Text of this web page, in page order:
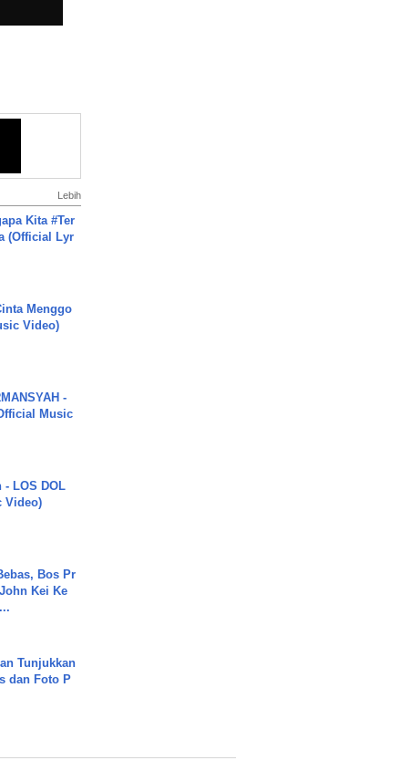
Lebih
Kita #Ter
(Official Lyr
Menggo
Video)
-
Music
- LOS DOL
Video)
Bos Pr
Kei Ke
Tunjukkan
dan Foto P